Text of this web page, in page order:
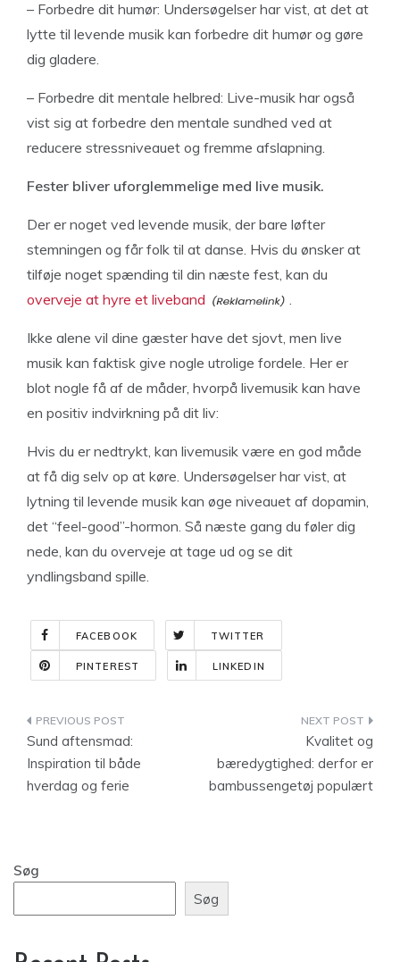
– Forbedre dit humør: Undersøgelser har vist, at det at
lytte til levende musik kan forbedre dit humør og gøre
dig gladere.
– Forbedre dit mentale helbred: Live-musik har også
vist sig at forbedre den mentale sundhed ved at
reducere stressniveauet og fremme afslapning.
Fester bliver uforglemmelige med live musik.
Der er noget ved levende musik, der bare løfter
stemningen og får folk til at danse. Hvis du ønsker at
tilføje noget spænding til din næste fest, kan du
overveje at hyre et liveband
.
Ikke alene vil dine gæster have det sjovt, men live
musik kan faktisk give nogle utrolige fordele. Her er
blot nogle få af de måder, hvorpå livemusik kan have
en positiv indvirkning på dit liv:
Hvis du er nedtrykt, kan livemusik være en god måde
at få dig selv op at køre. Undersøgelser har vist, at
lytning til levende musik kan øge niveauet af dopamin,
det “feel-good”-hormon. Så næste gang du føler dig
nede, kan du overveje at tage ud og se dit
yndlingsband spille.
FACEBOOK TWITTER
PINTEREST LINKEDIN
Indlægsnavigation
Sund aftensmad:
Inspiration til både
hverdag og ferie
Kvalitet og
bæredygtighed: derfor er
bambussengetøj populært
Søg
Søg